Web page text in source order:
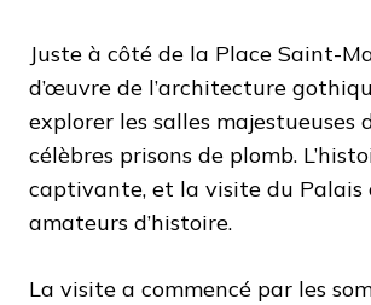
Juste à côté de la Place Saint-
d’œuvre de l’architecture
explorer les salles majestueuses
célèbres prisons de plomb.
captivante, et la visite du Palais
amateurs d’histoire.
La visite a commencé par les